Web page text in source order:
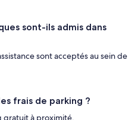
sont-ils admis dans
sont acceptés au sein de
frais de parking ?
gratuit à proximité.